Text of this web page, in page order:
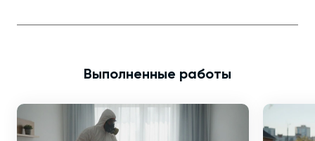
Выполненные работы